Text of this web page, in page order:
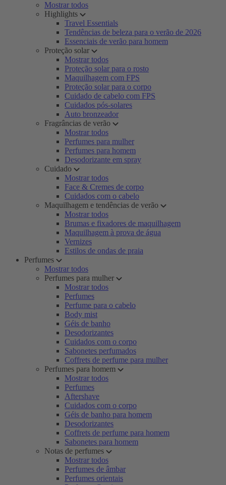
Mostrar todos
Highlights
Travel Essentials
Tendências de beleza para o verão de 2026
Essenciais de verão para homem
Proteção solar
Mostrar todos
Proteção solar para o rosto
Maquilhagem com FPS
Proteção solar para o corpo
Cuidado de cabelo com FPS
Cuidados pós-solares
Auto bronzeador
Fragrâncias de verão
Mostrar todos
Perfumes para mulher
Perfumes para homem
Desodorizante em spray
Cuidado
Mostrar todos
Face & Cremes de corpo
Cuidados com o cabelo
Maquilhagem e tendências de verão
Mostrar todos
Brumas e fixadores de maquilhagem
Maquilhagem à prova de água
Vernizes
Estilos de ondas de praia
Perfumes
Mostrar todos
Perfumes para mulher
Mostrar todos
Perfumes
Perfume para o cabelo
Body mist
Géis de banho
Desodorizantes
Cuidados com o corpo
Sabonetes perfumados
Coffrets de perfume para mulher
Perfumes para homem
Mostrar todos
Perfumes
Aftershave
Cuidados com o corpo
Géis de banho para homem
Desodorizantes
Coffrets de perfume para homem
Sabonetes para homem
Notas de perfumes
Mostrar todos
Perfumes de âmbar
Perfumes orientais